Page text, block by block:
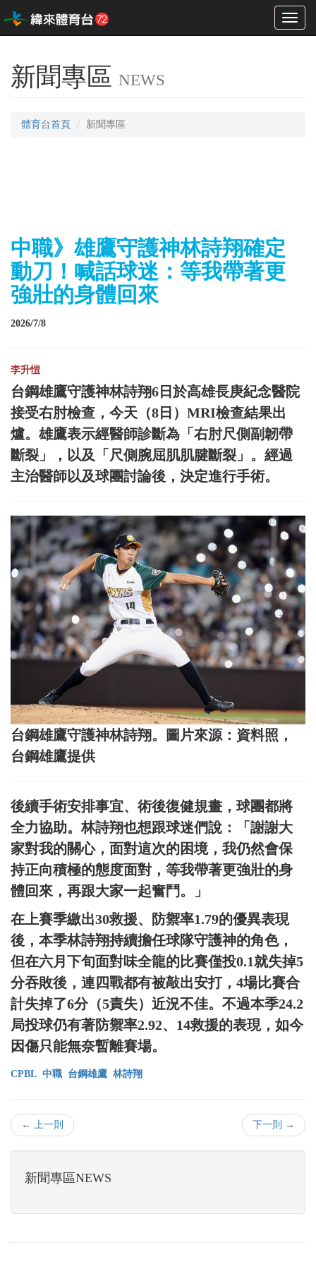
Toggle
新聞專區 NEWS
體育台首頁 新聞專區
中職》雄鷹守護神林詩翔確定
動刀！喊話球迷：等我帶著更
強壯的身體回來
2026/7/8
李升愷
台鋼雄鷹守護神林詩翔6日於高雄長庚紀念醫院
接受右肘檢查，今天（8日）MRI檢查結果出
爐。雄鷹表示經醫師診斷為「右肘尺側副韌帶
斷裂」，以及「尺側腕屈肌肌腱斷裂」。經過
主治醫師以及球團討論後，決定進行手術。
台鋼雄鷹守護神林詩翔。圖片來源：資料照，
台鋼雄鷹提供
後續手術安排事宜、術後復健規畫，球團都將
全力協助。林詩翔也想跟球迷們說：「謝謝大
家對我的關心，面對這次的困境，我仍然會保
持正向積極的態度面對，等我帶著更強壯的身
體回來，再跟大家一起奮鬥。」
在上賽季繳出30救援、防禦率1.79的優異表現
後，本季林詩翔持續擔任球隊守護神的角色，
但在六月下旬面對味全龍的比賽僅投0.1就失掉5
分吞敗後，連四戰都有被敲出安打，4場比賽合
計失掉了6分（5責失）近況不佳。不過本季24.2
局投球仍有著防禦率2.92、14救援的表現，如今
因傷只能無奈暫離賽場。
CPBL 中職 台鋼雄鷹 林詩翔
← 上一則 下一則 →
新聞專區NEWS